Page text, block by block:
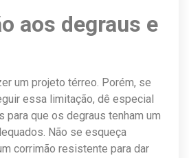
aos degraus e
um projeto térreo. Porém, se
essa limitação, dê especial
para que os degraus tenham um
Não se esqueça
corrimão resistente para dar